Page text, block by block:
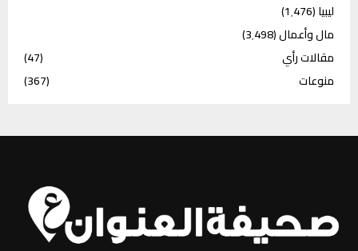
ليبيا(1٬476)
مال وأعمال(3٬498)
مقالات رأي
(47)
منوعات
(367)